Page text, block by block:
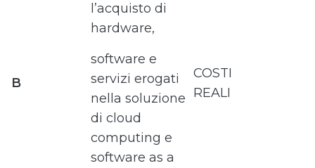
B
l’acquisto di
hardware,
software e
servizi erogati
nella soluzione
di cloud
computing e
software as a
COSTI
REALI